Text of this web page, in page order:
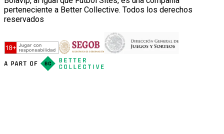
perteneciente a Better Collective. Todos los derechos
reservados